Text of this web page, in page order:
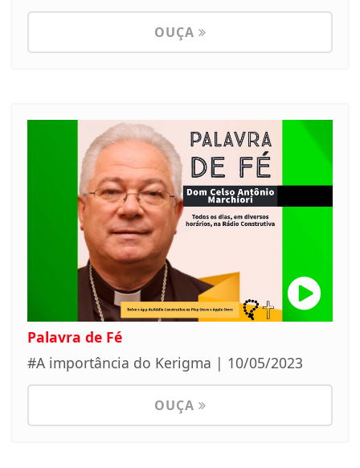
OUÇA
Palavra de Fé
#A importância do Kerigma | 10/05/2023
OUÇA